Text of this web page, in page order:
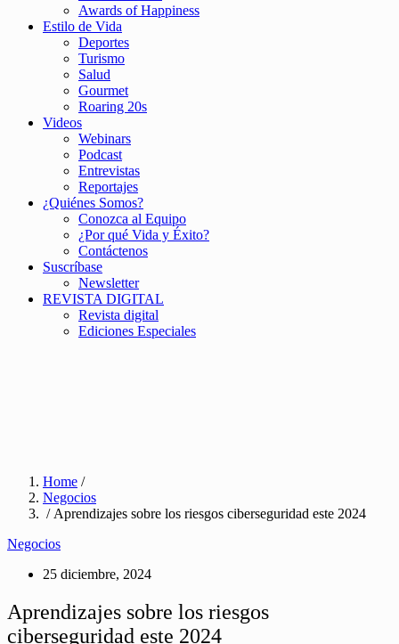
Awards of Happiness
Estilo de Vida
Deportes
Turismo
Salud
Gourmet
Roaring 20s
Videos
Webinars
Podcast
Entrevistas
Reportajes
¿Quiénes Somos?
Conozca al Equipo
¿Por qué Vida y Éxito?
Contáctenos
Suscríbase
Newsletter
REVISTA DIGITAL
Revista digital
Ediciones Especiales
Home /
Negocios
/ Aprendizajes sobre los riesgos ciberseguridad este 2024
Negocios
25 diciembre, 2024
Aprendizajes sobre los riesgos
ciberseguridad este 2024